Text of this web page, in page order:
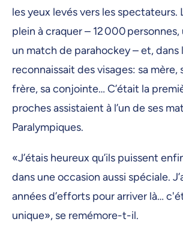
les yeux levés vers les spectateurs.
plein à craquer – 12 000
un match de parahockey – et, dans
reconnaissait des visages: sa mère,
frère, sa conjointe… C’était la
proches assistaient à l’un de ses
Paralympiques.
«J’étais heureux qu’ils puissent
dans une occasion aussi spéciale.
années d’efforts pour arriver là…
unique», se remémore-t-il.